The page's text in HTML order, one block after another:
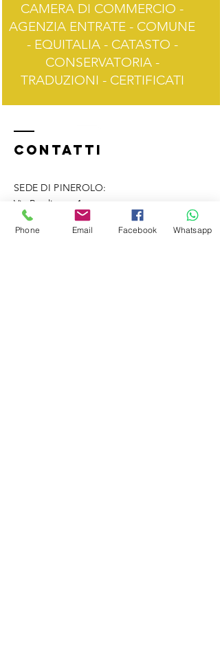
CAMERA DI COMMERCIO -
AGENZIA ENTRATE - COMUNE
- EQUITALIA - CATASTO -
CONSERVATORIA -
TRADUZIONI - CERTIFICATI
Contatti
SEDE DI PINEROLO:
Via Bogliette, 1
Pinerolo (TO) 10064
​Tel:0121 332550
Phone Email Facebook Whatsapp